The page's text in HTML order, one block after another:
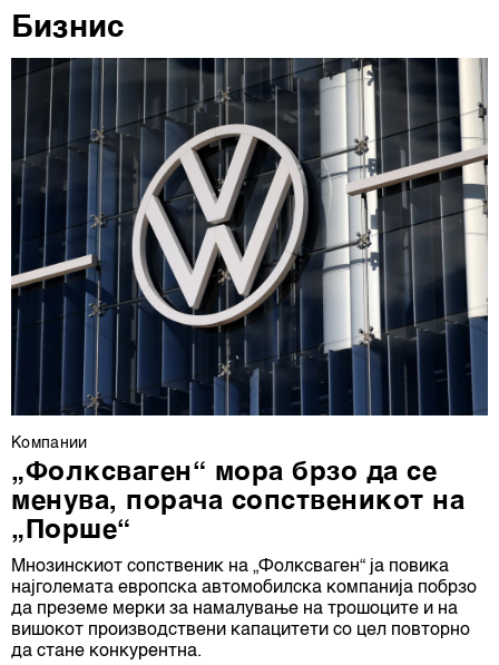
повторно да ги ажурирате со клик на „Прикажи ги
ја повлечете без негативни последици.
Бизнис
Компании
„Фолксваген“ мора брзо да се
менува, порача сопственикот на
„Порше“
Мнозинскиот сопственик на „Фолксваген“ ја повика
најголемата европска автомобилска компанија побрзо
да преземе мерки за намалување на трошоците и на
вишокот производствени капацитети со цел повторно
да стане конкурентна.